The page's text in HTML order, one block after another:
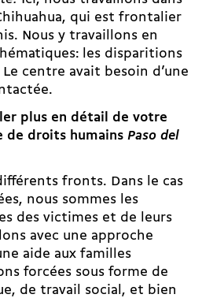
qui est frontalier
Nous y travaillons en
les disparitions
centre avait besoin d’une
plus en détail de votre
de droits humains Paso del
fronts. Dans le cas
nous sommes les
des victimes et de leurs
avec une approche
aide aux familles
forcées sous forme de
de travail social, et bien